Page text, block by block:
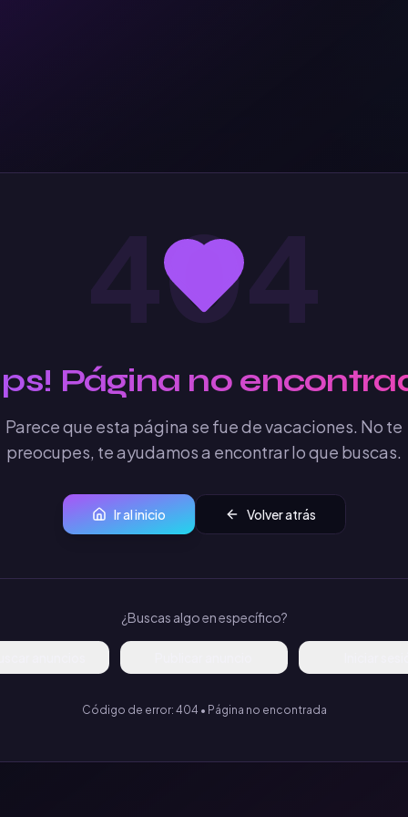
404
Página no
Parece que esta página se fue de vacaciones. No te
preocupes, te ayudamos a encontrar lo que buscas.
Ir al inicio Volver atrás
¿Buscas algo en específico?
Código de error: 404 • Página no encontrada